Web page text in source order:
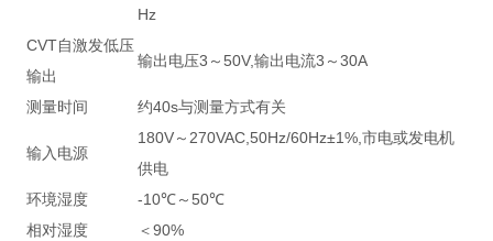
Hz
CVT自激发低压
输出
输出电压3～50V,输出电流3～30A
测量时间 约40s与测量方式有关
输入电源
180V～270VAC,50Hz/60Hz±1%,市电或发电机
供电
环境湿度
-10℃～50℃
相对湿度
＜90%